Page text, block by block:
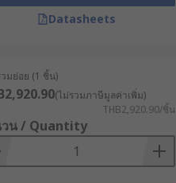
Datasheets
มย่อย (1 ชิ้น)
(ไม่รวมภาษีมูลค่าเพิ่ม)
THB2,920.90/ชิ้น
วน / Quantity